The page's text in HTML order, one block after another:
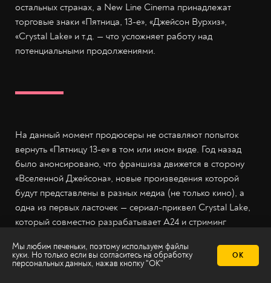
остальных странах, а New Line Cinema принадлежат
торговые знаки «Пятница, 13-е», «Джейсон Вурхиз»,
«Crystal Lake» и т.д. — что усложняет работу над
потенциальными продолжениями.
На данный момент продюсеры не оставляют попыток
вернуть «Пятницу 13-е» в том или ином виде. Год назад
было анонсировано, что франшиза движется в сторону
«Вселенной Джейсона», новые произведения которой
будут представлены в разных медиа (не только кино), а
одна из первых ласточек — сериал-приквел Crystal Lake,
который совместно разрабатывает А24 и стриминг
может быть, фанаты хорроров наконец-то получат 13-й
фильм серии «Пятница, 13-е».
Мы любим печеньки, поэтому используем файлы
куки. Но только если вы согласитесь на обработку
персональных данных, нажав кнопку "ОК"
ОК